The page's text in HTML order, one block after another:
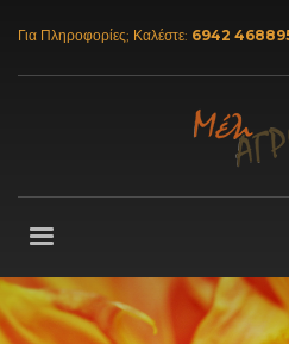
Για Πληροφορίες; Καλέστε: 6942